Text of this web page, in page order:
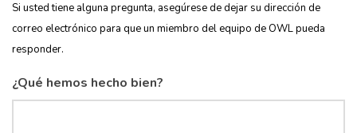
Si usted tiene alguna pregunta, asegúrese de dejar su dirección de
correo electrónico para que un miembro del equipo de OWL pueda
responder.
¿Qué hemos hecho bien?